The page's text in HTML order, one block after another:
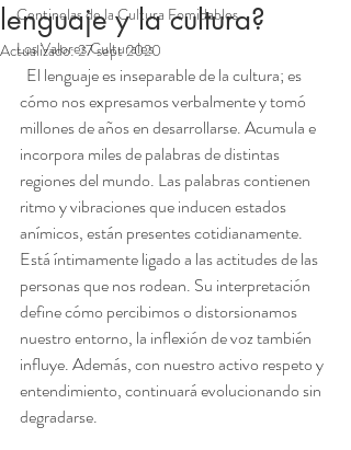
Centinelas de la Cultura Fomidables
Los Valores Culturales
lenguaje y la cultura?
Actualizado:27 sept 2020
cómo nos expresamos verbalmente y tomó
millones de años en desarrollarse. Acumula e
incorpora miles de palabras de distintas
regiones del mundo. Las palabras contienen
ritmo y vibraciones que inducen estados
anímicos, están presentes cotidianamente.
Está íntimamente ligado a las actitudes de las
personas que nos rodean. Su interpretación
define cómo percibimos o distorsionamos
nuestro entorno, la inflexión de voz también
influye. Además, con nuestro activo respeto y
entendimiento, continuará evolucionando sin
degradarse.